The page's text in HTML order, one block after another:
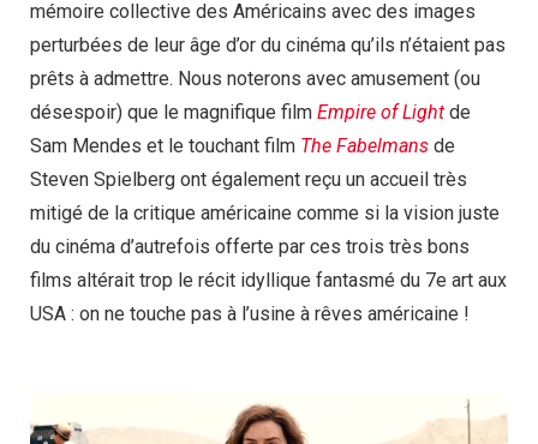
mémoire collective des Américains avec des images
perturbées de leur âge d’or du cinéma qu’ils n’étaient pas
prêts à admettre. Nous noterons avec amusement (ou
désespoir) que le magnifique film Empire of Light de
Sam Mendes et le touchant film The Fabelmans de
Steven Spielberg ont également reçu un accueil très
mitigé de la critique américaine comme si la vision juste
du cinéma d’autrefois offerte par ces trois très bons
films altérait trop le récit idyllique fantasmé du 7e art aux
USA : on ne touche pas à l’usine à rêves américaine !